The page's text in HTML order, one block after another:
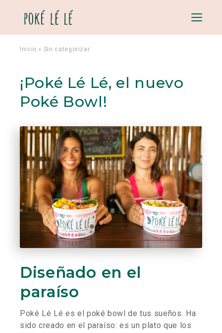
Menu
Inicio » Sin categorizar
¡Poké Lé Lé, el nuevo
Poké Bowl!
Diseñado en el
paraíso
Poké Lé Lé es el poké bowl de tus sueños. Ha
sido creado en el paraíso: es un plato que los